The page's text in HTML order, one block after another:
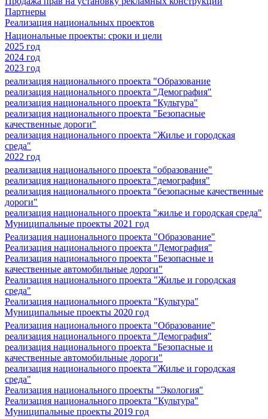
Партнеры
Реализация национальных проектов
Национальные проекты: сроки и цели
2025 год
2024 год
2023 год
реализация национального проекта "Образование
реализация национального проекта "Демография"
реализация национального проекта "Культура"
реализация национального проекта "Безопасные
качественные дороги"
реализация национального проекта "Жилье и городская
среда"
2022 год
реализация национального проекта "образование"
реализация национального проекта "демография"
реализация национального проекта "безопасные качественные
дороги"
реализация национального проекта "жилье и городская среда"
Муниципальные проекты 2021 год
Реализация национального проекта "Образование"
Реализация национального проекта "Демография"
Реализация национального проекта "Безопасные и
качественные автомобильные дороги"
Реализация национального проекта "Жилье и городская
среда"
Реализация национального проекта "Культура"
Муниципальные проекты 2020 год
Реализация национального проекта "Образование"
реализация национального проекта "Демография"
реализация национального проекта "Безопасные и
качественные автомобильные дороги"
реализация национального проекта "Жилье и городская
среда"
Реализация национального проекты "Экология"
Реализация национального проекта "Культура"
Муниципальные проекты 2019 год